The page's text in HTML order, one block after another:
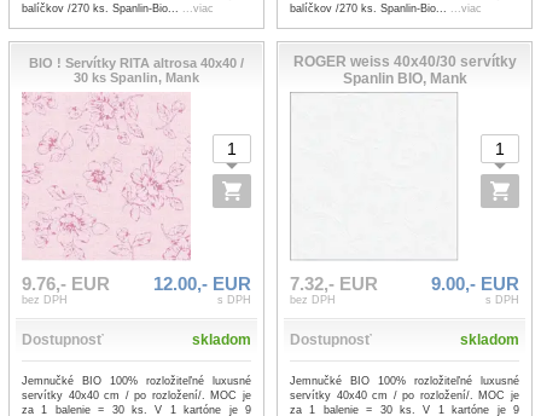
balíčkov /270 ks. Spanlin-Bio... ...viac
balíčkov /270 ks. Spanlin-Bio... ...viac
BIO ! Servítky RITA altrosa 40x40 /
30 ks Spanlin, Mank
9.76,- EUR
bez DPH
12.00,- EUR
s DPH
Dostupnosť skladom
Jemnučké BIO 100% rozložiteľné luxusné
servítky 40x40 cm / po rozložení/. MOC je
za 1 balenie = 30 ks. V 1 kartóne je 9
ROGER weiss 40x40/30 servítky
Spanlin BIO, Mank
7.32,- EUR
bez DPH
9.00,- EUR
s DPH
Dostupnosť skladom
Jemnučké BIO 100% rozložiteľné luxusné
servítky 40x40 cm / po rozložení/. MOC je
za 1 balenie = 30 ks. V 1 kartóne je 9